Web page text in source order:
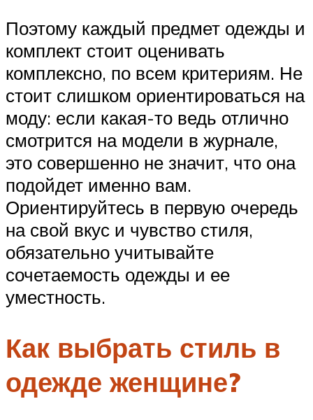
Поэтому каждый предмет одежды и
комплект стоит оценивать
комплексно, по всем критериям. Не
стоит слишком ориентироваться на
моду: если какая-то ведь отлично
смотрится на модели в журнале,
это совершенно не значит, что она
подойдет именно вам.
Ориентируйтесь в первую очередь
на свой вкус и чувство стиля,
обязательно учитывайте
сочетаемость одежды и ее
уместность.
Как выбрать стиль в
одежде женщине?